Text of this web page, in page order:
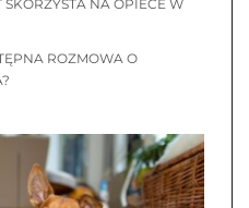
NA OPIECE W
ROZMOWA O